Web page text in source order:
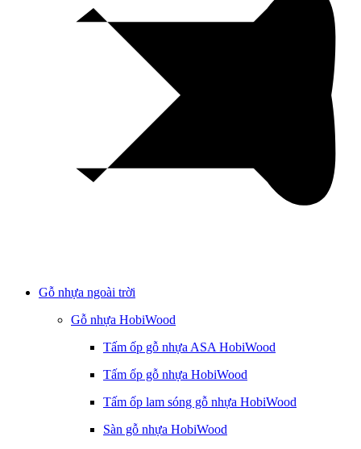
Gỗ nhựa ngoài trời
Gỗ nhựa HobiWood
Tấm ốp gỗ nhựa ASA HobiWood
Tấm ốp gỗ nhựa HobiWood
Tấm ốp lam sóng gỗ nhựa HobiWood
Sàn gỗ nhựa HobiWood